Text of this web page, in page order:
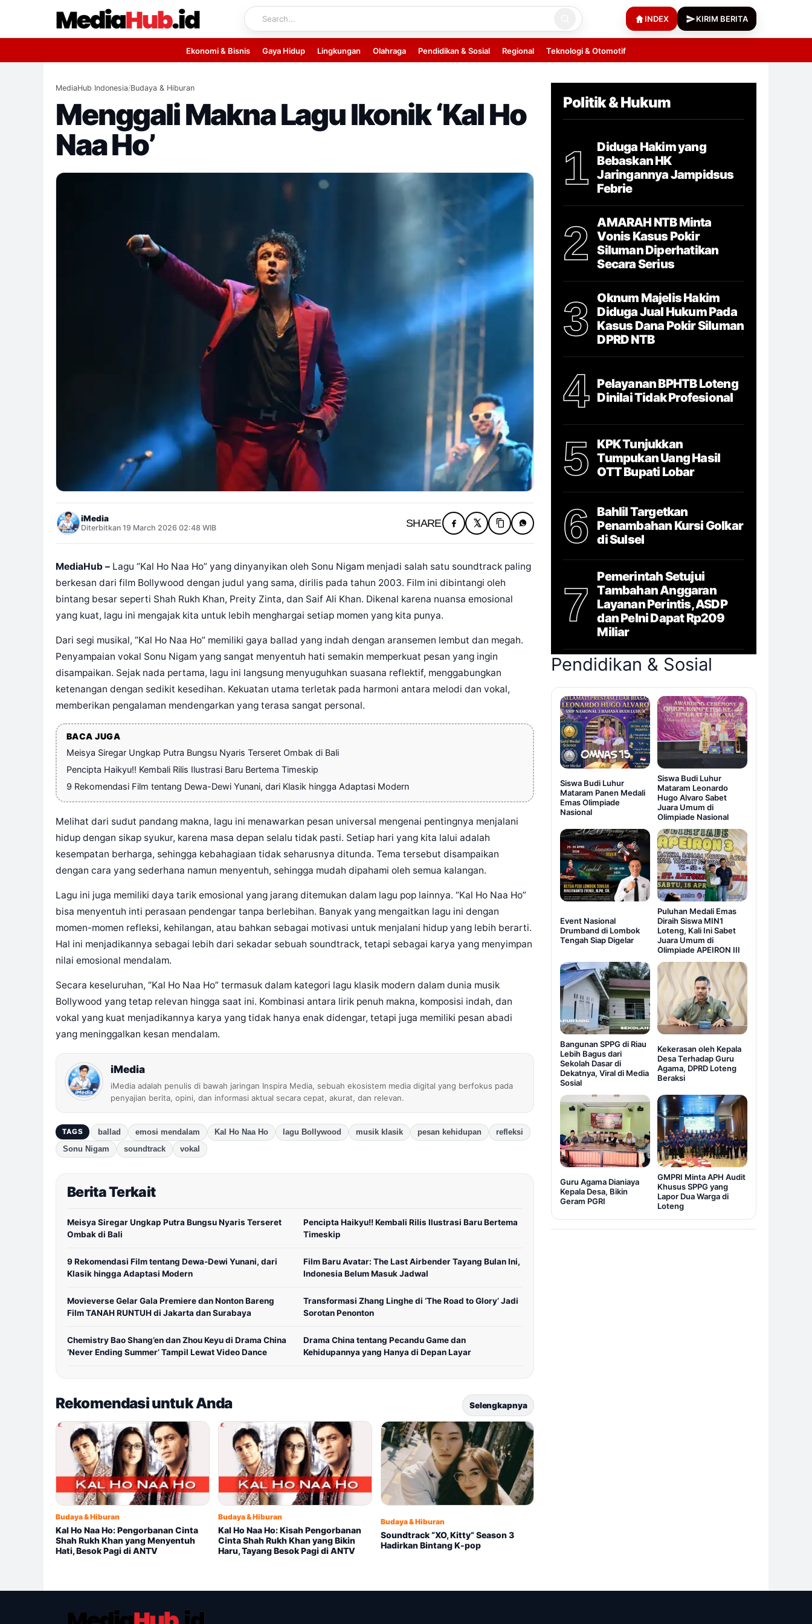
content
INDEX KIRIM BERITA
Ekonomi & Bisnis Gaya Hidup Lingkungan Olahraga Pendidikan & Sosial Regional Teknologi & Otomotif
MediaHub Indonesia/Budaya & Hiburan
Menggali Makna Lagu Ikonik ‘Kal Ho
Naa Ho’
iMedia
Diterbitkan 19 March 2026 02:48 WIB SHARE
MediaHub – Lagu “Kal Ho Naa Ho” yang dinyanyikan oleh Sonu Nigam menjadi salah satu soundtrack paling
berkesan dari film Bollywood dengan judul yang sama, dirilis pada tahun 2003. Film ini dibintangi oleh
bintang besar seperti Shah Rukh Khan, Preity Zinta, dan Saif Ali Khan. Dikenal karena nuansa emosional
yang kuat, lagu ini mengajak kita untuk lebih menghargai setiap momen yang kita punya.
Dari segi musikal, “Kal Ho Naa Ho” memiliki gaya ballad yang indah dengan aransemen lembut dan megah.
Penyampaian vokal Sonu Nigam yang sangat menyentuh hati semakin memperkuat pesan yang ingin
disampaikan. Sejak nada pertama, lagu ini langsung menyuguhkan suasana reflektif, menggabungkan
ketenangan dengan sedikit kesedihan. Kekuatan utama terletak pada harmoni antara melodi dan vokal,
memberikan pengalaman mendengarkan yang terasa sangat personal.
BACA JUGA
Meisya Siregar Ungkap Putra Bungsu Nyaris Terseret Ombak di Bali
Pencipta Haikyu!! Kembali Rilis Ilustrasi Baru Bertema Timeskip
9 Rekomendasi Film tentang Dewa-Dewi Yunani, dari Klasik hingga Adaptasi Modern
Melihat dari sudut pandang makna, lagu ini menawarkan pesan universal mengenai pentingnya menjalani
hidup dengan sikap syukur, karena masa depan selalu tidak pasti. Setiap hari yang kita lalui adalah
kesempatan berharga, sehingga kebahagiaan tidak seharusnya ditunda. Tema tersebut disampaikan
dengan cara yang sederhana namun menyentuh, sehingga mudah dipahami oleh semua kalangan.
Lagu ini juga memiliki daya tarik emosional yang jarang ditemukan dalam lagu pop lainnya. “Kal Ho Naa Ho”
bisa menyentuh inti perasaan pendengar tanpa berlebihan. Banyak yang mengaitkan lagu ini dengan
momen-momen refleksi, kehilangan, atau bahkan sebagai motivasi untuk menjalani hidup yang lebih berarti.
Hal ini menjadikannya sebagai lebih dari sekadar sebuah soundtrack, tetapi sebagai karya yang menyimpan
nilai emosional mendalam.
Secara keseluruhan, “Kal Ho Naa Ho” termasuk dalam kategori lagu klasik modern dalam dunia musik
Bollywood yang tetap relevan hingga saat ini. Kombinasi antara lirik penuh makna, komposisi indah, dan
vokal yang kuat menjadikannya karya yang tidak hanya enak didengar, tetapi juga memiliki pesan abadi
yang meninggalkan kesan mendalam.
iMedia
iMedia adalah penulis di bawah jaringan Inspira Media, sebuah ekosistem media digital yang berfokus pada
penyajian berita, opini, dan informasi aktual secara cepat, akurat, dan relevan.
TAGS ballad emosi mendalam Kal Ho Naa Ho lagu Bollywood musik klasik pesan kehidupan
refleksi
Sonu Nigam
soundtrack vokal
Berita Terkait
Meisya Siregar Ungkap Putra Bungsu Nyaris Terseret
Ombak di Bali
Pencipta Haikyu!! Kembali Rilis Ilustrasi Baru Bertema
Timeskip
9 Rekomendasi Film tentang Dewa-Dewi Yunani, dari
Klasik hingga Adaptasi Modern
Film Baru Avatar: The Last Airbender Tayang Bulan Ini,
Indonesia Belum Masuk Jadwal
Movieverse Gelar Gala Premiere dan Nonton Bareng
Film TANAH RUNTUH di Jakarta dan Surabaya
Transformasi Zhang Linghe di ‘The Road to Glory’ Jadi
Sorotan Penonton
Chemistry Bao Shang’en dan Zhou Keyu di Drama China
‘Never Ending Summer’ Tampil Lewat Video Dance
Drama China tentang Pecandu Game dan
Kehidupannya yang Hanya di Depan Layar
Rekomendasi untuk Anda Selengkapnya
Budaya & Hiburan
Kal Ho Naa Ho: Pengorbanan Cinta
Shah Rukh Khan yang Menyentuh
Hati, Besok Pagi di ANTV
Budaya & Hiburan
Kal Ho Naa Ho: Kisah Pengorbanan
Cinta Shah Rukh Khan yang Bikin
Haru, Tayang Besok Pagi di ANTV
Budaya & Hiburan
Soundtrack “XO, Kitty” Season 3
Hadirkan Bintang K-pop
Politik & Hukum
1
Diduga Hakim yang
Bebaskan HK
Jaringannya Jampidsus
Febrie
2
AMARAH NTB Minta
Vonis Kasus Pokir
Siluman Diperhatikan
Secara Serius
3
Oknum Majelis Hakim
Diduga Jual Hukum Pada
Kasus Dana Pokir Siluman
DPRD NTB
4
Pelayanan BPHTB Loteng
Dinilai Tidak Profesional
5
KPK Tunjukkan
Tumpukan Uang Hasil
OTT Bupati Lobar
6
Bahlil Targetkan
Penambahan Kursi Golkar
di Sulsel
7
Pemerintah Setujui
Tambahan Anggaran
Layanan Perintis, ASDP
dan Pelni Dapat Rp209
Miliar
Pendidikan & Sosial
Siswa Budi Luhur
Mataram Panen Medali
Emas Olimpiade
Nasional
Siswa Budi Luhur
Mataram Leonardo
Hugo Alvaro Sabet
Juara Umum di
Olimpiade Nasional
Event Nasional
Drumband di Lombok
Tengah Siap Digelar
Puluhan Medali Emas
Diraih Siswa MIN1
Loteng, Kali Ini Sabet
Juara Umum di
Olimpiade APEIRON III
Bangunan SPPG di Riau
Lebih Bagus dari
Sekolah Dasar di
Dekatnya, Viral di Media
Sosial
Kekerasan oleh Kepala
Desa Terhadap Guru
Agama, DPRD Loteng
Beraksi
Guru Agama Dianiaya
Kepala Desa, Bikin
Geram PGRI
GMPRI Minta APH Audit
Khusus SPPG yang
Lapor Dua Warga di
Loteng